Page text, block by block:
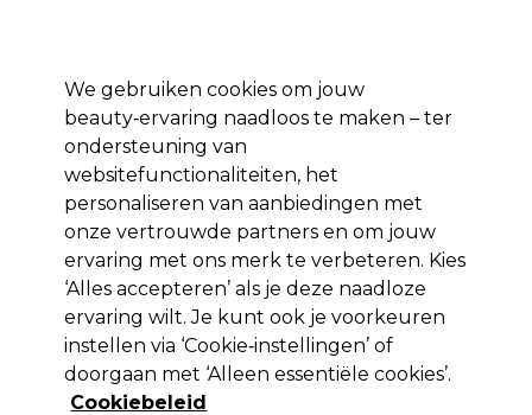
Aanmelden
Merken Deals 🌟 Haar Elektra Beauty
Volgende dag geleverd*
Na verzending, maandag t/m vrijdag
Sibel Permanentwikkels Klassiek 13mm
Blauw 12 Stk
(3)
We gebruiken cookies om jouw
beauty‑ervaring naadloos te maken – ter
ondersteuning van
websitefunctionaliteiten, het
personaliseren van aanbiedingen met
onze vertrouwde partners en om jouw
ervaring met ons merk te verbeteren. Kies
‘Alles accepteren’ als je deze naadloze
ervaring wilt. Je kunt ook je voorkeuren
instellen via ‘Cookie‑instellingen’ of
doorgaan met ‘Alleen essentiële cookies’.
Cookiebeleid